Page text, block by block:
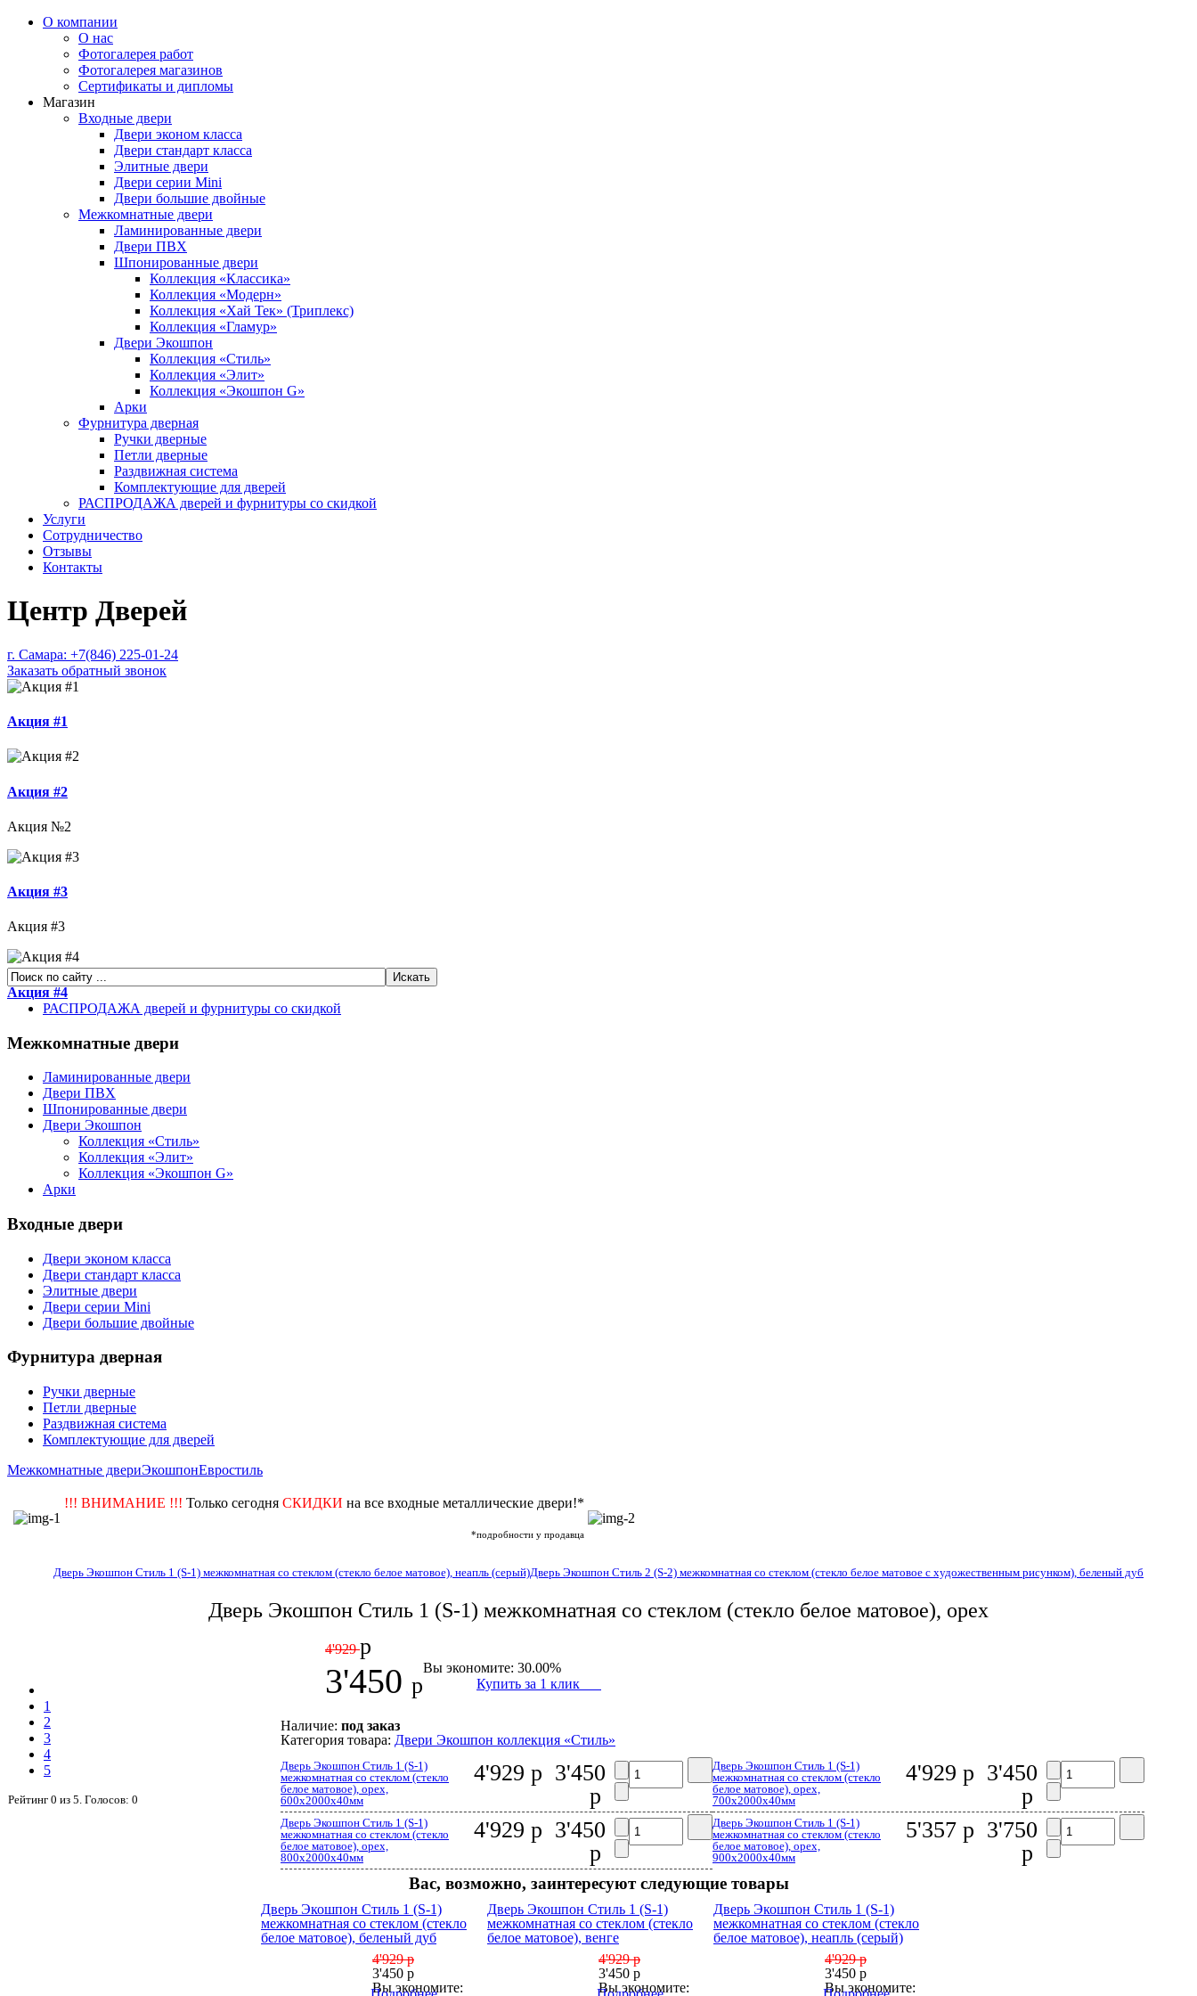
О компании
О нас
Фотогалерея работ
Фотогалерея магазинов
Сертификаты и дипломы
Магазин
Входные двери
Двери эконом класса
Двери стандарт класса
Элитные двери
Двери серии Mini
Двери большие двойные
Межкомнатные двери
Ламинированные двери
Двери ПВХ
Шпонированные двери
Коллекция «Классика»
Коллекция «Модерн»
Коллекция «Хай Тек» (Триплекс)
Коллекция «Гламур»
Двери Экошпон
Коллекция «Cтиль»
Коллекция «Элит»
Коллекция «Экошпон G»
Арки
Фурнитура дверная
Ручки дверные
Петли дверные
Раздвижная система
Комплектующие для дверей
РАСПРОДАЖА дверей и фурнитуры со скидкой
Услуги
Сотрудничество
Отзывы
Контакты
Центр Дверей
г. Самара: +7(846) 225-01-24
Заказать обратный звонок
Акция #1
Акция #2
Акция №2
Акция #3
Акция #3
Акция #4
РАСПРОДАЖА дверей и фурнитуры со скидкой
Межкомнатные двери
Ламинированные двери
Двери ПВХ
Шпонированные двери
Двери Экошпон
Коллекция «Cтиль»
Коллекция «Элит»
Коллекция «Экошпон G»
Арки
Входные двери
Двери эконом класса
Двери стандарт класса
Элитные двери
Двери серии Mini
Двери большие двойные
Фурнитура дверная
Ручки дверные
Петли дверные
Раздвижная система
Комплектующие для дверей
Межкомнатные двериЭкошпонЕвростиль
!!! ВНИМАНИЕ !!! Только сегодня СКИДКИ на все входные металлические двери!*
*подробности у продавца
Дверь Экошпон Стиль 1 (S-1) межкомнатная со стеклом (стекло белое матовое), неапль (серый)Дверь Экошпон Стиль 2 (S-2) межкомнатная со стеклом (стекло белое матовое с художественным рисунком), беленый дуб
Дверь Экошпон Стиль 1 (S-1) межкомнатная со стеклом (стекло белое матовое), орех
1
2
3
4
5
Рейтинг 0 из 5. Голосов: 0
4'929р
3'450 р
Вы экономите: 30.00%
Купить за 1 клик
Наличие: под заказ
Категория товара: Двери Экошпон коллекция «Cтиль»
Дверь Экошпон Стиль 1 (S-1)
межкомнатная со стеклом (стекло
белое матовое), орех,
600x2000x40мм
4'929 р 3'450
р
Дверь Экошпон Стиль 1 (S-1)
межкомнатная со стеклом (стекло
белое матовое), орех,
700x2000x40мм
4'929 р 3'450
р
Дверь Экошпон Стиль 1 (S-1)
межкомнатная со стеклом (стекло
белое матовое), орех,
800x2000x40мм
4'929 р 3'450
р
Дверь Экошпон Стиль 1 (S-1)
межкомнатная со стеклом (стекло
белое матовое), орех,
900x2000x40мм
5'357 р 3'750
р
Вас, возможно, заинтересуют следующие товары
Дверь Экошпон Стиль 1 (S-1)
межкомнатная со стеклом (стекло
белое матовое), беленый дуб
4'929 р
3'450 р
Вы экономите:
Дверь Экошпон Стиль 1 (S-1)
межкомнатная со стеклом (стекло
белое матовое), венге
4'929 р
3'450 р
Вы экономите:
Дверь Экошпон Стиль 1 (S-1)
межкомнатная со стеклом (стекло
белое матовое), неапль (серый)
4'929 р
3'450 р
Вы экономите: